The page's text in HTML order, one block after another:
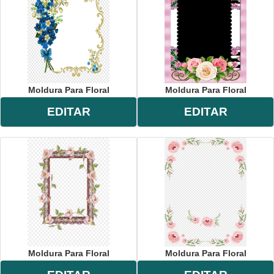
Moldura Para Floral
EDITAR
Moldura Para Floral
EDITAR
Moldura Para Floral Moldura Para Floral